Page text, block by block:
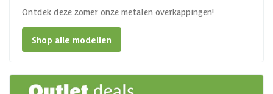
Ontdek deze zomer onze metalen overkappingen!
Shop alle modellen